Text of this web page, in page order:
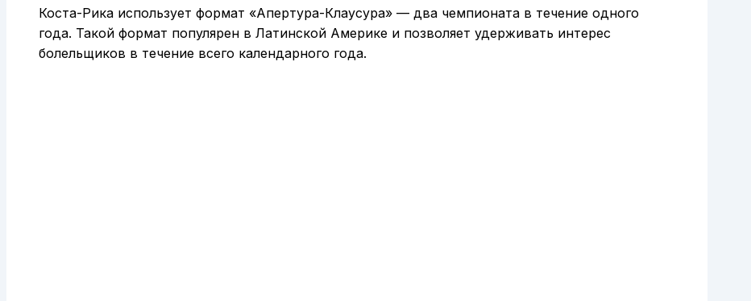
Коста-Рика использует формат «Апертура-Клаусура» — два чемпионата в течение одного
года. Такой формат популярен в Латинской Америке и позволяет удерживать интерес
болельщиков в течение всего календарного года.